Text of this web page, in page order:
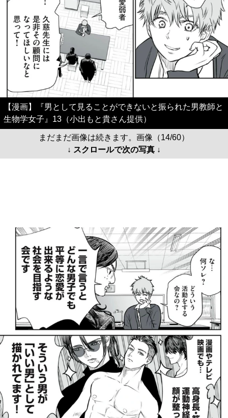
【漫画】『男として見ることができないと振られた男教師と
生物学女子』13（小出もと貴さん提供）
まだまだ画像は続きます。画像（14/60）
↓ スクロールで次の写真 ↓